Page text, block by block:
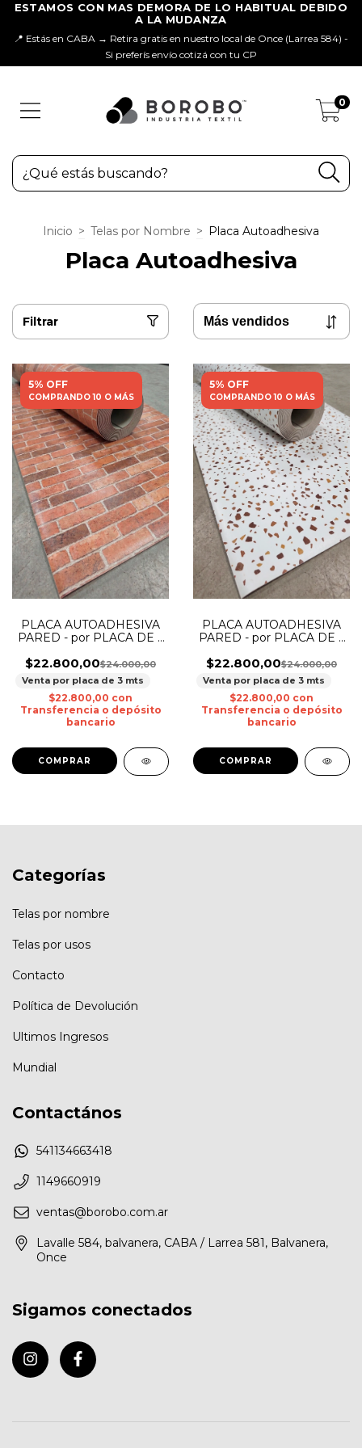
📍 Estás en CABA → Retira gratis en nuestro local de Once (Larrea 584) -
Si preferís envío cotizá con tu CP
0
Inicio > Telas por Nombre > Placa Autoadhesiva
Placa Autoadhesiva
Filtrar
5% OFF
COMPRANDO 10 O MÁS
PLACA AUTOADHESIVA
PARED - por PLACA DE 3
$22.800,00$24.000,00
Venta por placa de 3 mts
$22.800,00 con
Transferencia o depósito
bancario
5% OFF
COMPRANDO 10 O MÁS
PLACA AUTOADHESIVA
PARED - por PLACA DE 3
$22.800,00$24.000,00
Venta por placa de 3 mts
$22.800,00 con
Transferencia o depósito
bancario
Categorías
Telas por nombre
Telas por usos
Contacto
Política de Devolución
Ultimos Ingresos
Mundial
Contactános
541134663418
1149660919
ventas@borobo.com.ar
Lavalle 584, balvanera, CABA / Larrea 581, Balvanera,
Once
Sigamos conectados